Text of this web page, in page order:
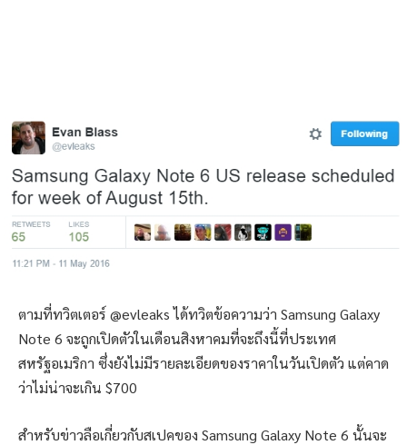
ตามที่ทวิตเตอร์ @evleaks ได้ทวิตข้อความว่า Samsung Galaxy
Note 6 จะถูกเปิดตัวในเดือนสิงหาคมที่จะถึงนี้ที่ประเทศ
สหรัฐอเมริกา ซึ่งยังไม่มีรายละเอียดของราคาในวันเปิดตัว แต่คาด
ว่าไม่น่าจะเกิน $700
สำหรับข่าวลือเกี่ยวกับสเปคของ Samsung Galaxy Note 6 นั้นจะ